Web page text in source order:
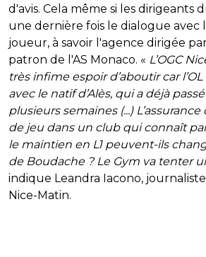
d'avis. Cela même si les
une dernière fois le dialogue avec
joueur, à savoir l'agence dirigée
patron de l'AS Monaco. « L’OGC
très infime espoir d’aboutir car
avec le natif d’Alès, qui a déjà
plusieurs semaines (...)
de jeu dans un club qui connaît
le maintien en L1 peuvent-ils
de Boudache ? Le Gym va tenter
indique Leandra Iacono,
Nice-Matin.